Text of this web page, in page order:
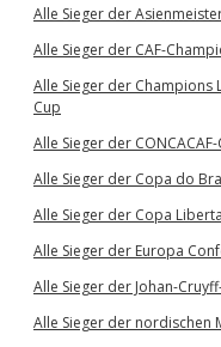
Alle Sieger der
Alle Sieger der CAF-
Alle Sieger der Champions
Cup
Alle Sieger der
Alle Sieger der Copa do
Alle Sieger der Copa
Alle Sieger der Europa
Alle Sieger der Johan-
Alle Sieger der nordischen